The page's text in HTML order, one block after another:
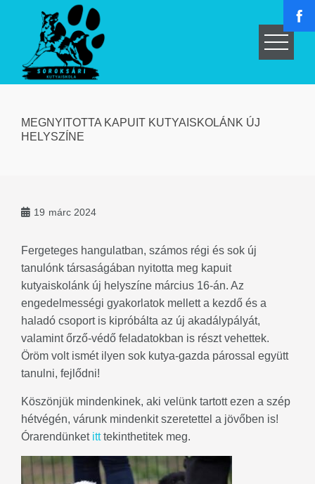
MEGNYITOTTA KAPUIT KUTYAISKOLÁNK ÚJ
HELYSZÍNE
19 márc 2024
Fergeteges hangulatban, számos régi és sok új
tanulónk társaságában nyitotta meg kapuit
kutyaiskolánk új helyszíne március 16-án. Az
engedelmességi gyakorlatok mellett a kezdő és a
haladó csoport is kipróbálta az új akadálypályát,
valamint őrző-védő feladatokban is részt vehettek.
Öröm volt ismét ilyen sok kutya-gazda párossal együtt
tanulni, fejlődni!
Köszönjük mindenkinek, aki velünk tartott ezen a szép
hétvégén, várunk mindenkit szeretettel a jövőben is!
Órarendünket itttekinthetitek meg.